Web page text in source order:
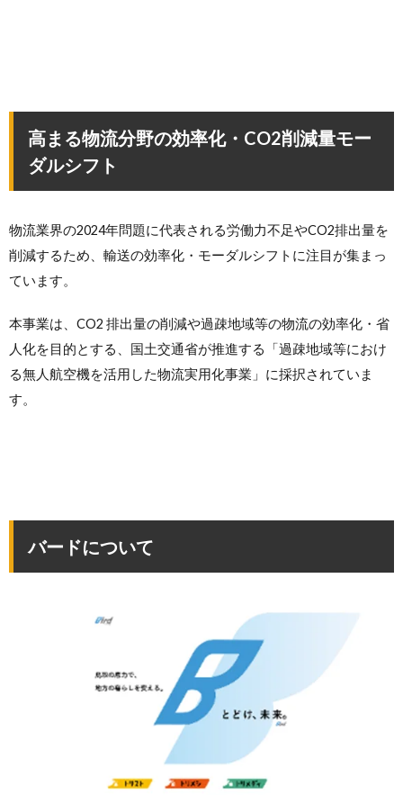
高まる物流分野の効率化・CO2削減量モー
ダルシフト
物流業界の2024年問題に代表される労働力不足やCO2排出量を
削減するため、輸送の効率化・モーダルシフトに注目が集まっ
ています。
本事業は、CO2 排出量の削減や過疎地域等の物流の効率化・省
人化を目的とする、国土交通省が推進する「過疎地域等におけ
る無人航空機を活用した物流実用化事業」に採択されていま
す。
バードについて